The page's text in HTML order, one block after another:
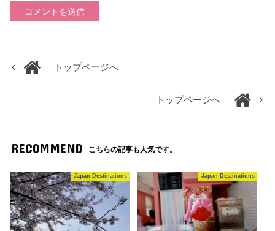
トップページへ
トップページへ
RECOMMEND こちらの記事も人気です。
Japan Destinations Japan Destinations